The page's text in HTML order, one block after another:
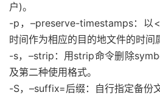
户)。
-p，–preserve-timestamps：以
时间作为相应的目的地文件的时间
-s，–strip：用strip命令删除
及第二种使用格式。
-S，–suffix=后缀：自行指定备份